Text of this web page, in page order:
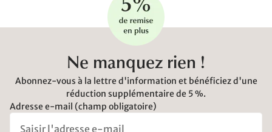
Ne manquez rien !
Abonnez-vous à la lettre d'information et bénéficiez d'une
réduction supplémentaire de 5 %.
Adresse e-mail (champ obligatoire)